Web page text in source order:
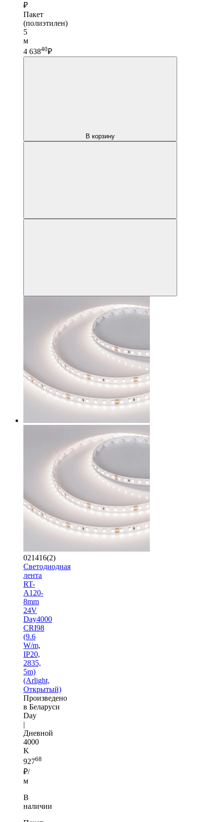
₽
Пакет
(полиэтилен)
5
м
4 63840₽
В корзину
021416(2)
Светодиодная
лента
RT-
A120-
8mm
24V
Day4000
CRI98
(9.6
W/m,
IP20,
2835,
5m)
(Arlight,
Открытый)
Произведено
в Беларуси
Day
|
Дневной
4000
K
92768
₽/
м
В
наличии